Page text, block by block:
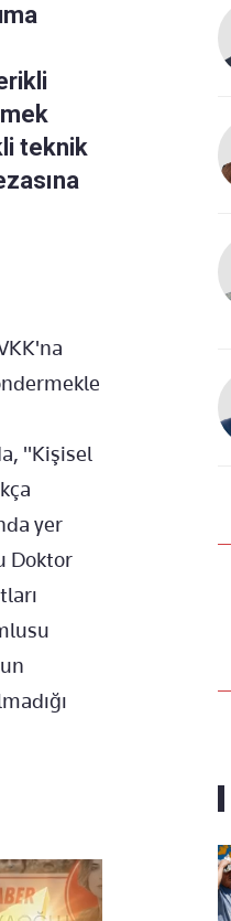
teknik
"Kişisel
yer
Doktor